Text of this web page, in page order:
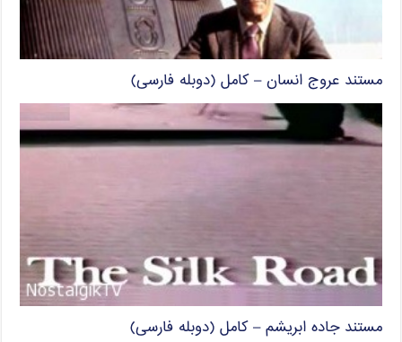
مستند عروج انسان – کامل (دوبله فارسی)
مستند جاده ابریشم – کامل (دوبله فارسی)